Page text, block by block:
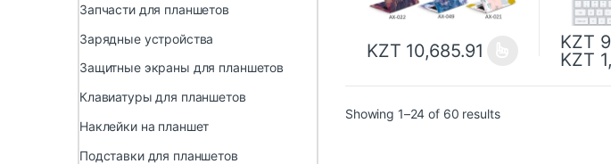
KZT 10,685.91 KZT
KZT
Showing 1–24 of 60 results
Запчасти для планшетов
Зарядные устройства
Защитные экраны для планшетов
Клавиатуры для планшетов
Наклейки на планшет
Подставки для планшетов